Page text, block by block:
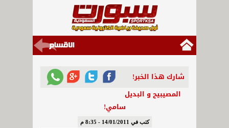
شارك هذا الخبر!
المصيبيح و البديل
سامي!
كتب في 14/01/2011 - 8:35 م